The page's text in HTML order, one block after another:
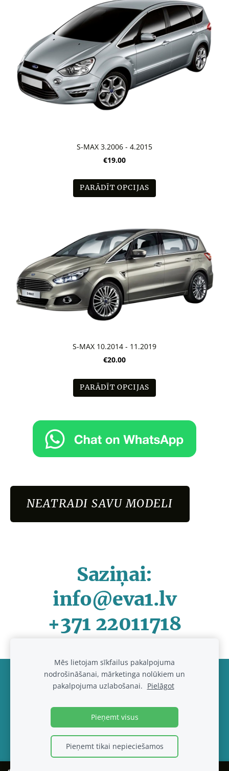
NEATRADI SAVU MODELI
Saziņai:
info@eva1.lv
+371 22011718
S-MAX 3.2006 - 4.2015
€19.00
PARĀDĪT OPCIJAS
S-MAX 10.2014 - 11.2019
€20.00
PARĀDĪT OPCIJAS
Noteikumi un kontakti Sīkdatnes
© 2017-2026www.eva1.lv , IK "Eva paklajs"
Mēs lietojam sīkfailus pakalpojuma
nodrošināšanai, mārketinga nolūkiem un
pakalpojuma uzlabošanai. Pielāgot
Pieņemt visus
Pieņemt tikai nepieciešamos